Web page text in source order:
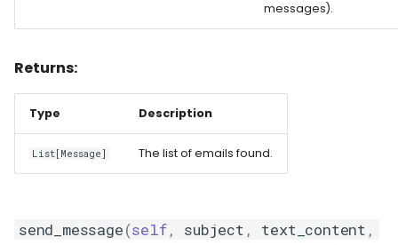
messages).
Returns:
Type Description
List[Message] The list of emails found.
send_message(self, subject , text_content ,